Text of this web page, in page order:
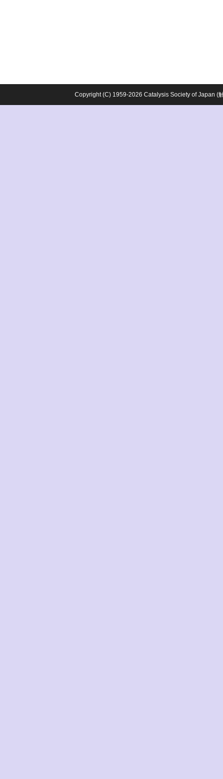
Copyright (C) 1959-2026 Catalysis Society of Japan (